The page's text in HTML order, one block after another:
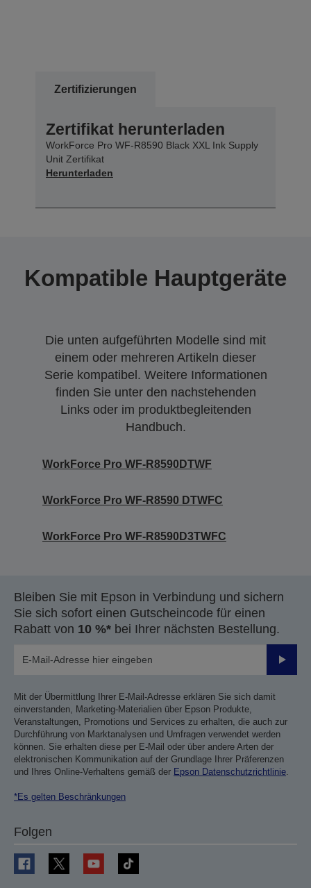
Zertifizierungen
Zertifikat herunterladen
WorkForce Pro WF-R8590 Black XXL Ink Supply
Unit Zertifikat
Herunterladen
Kompatible Hauptgeräte
Die unten aufgeführten Modelle sind mit
einem oder mehreren Artikeln dieser
Serie kompatibel. Weitere Informationen
finden Sie unter den nachstehenden
Links oder im produktbegleitenden
Handbuch.
WorkForce Pro WF-R8590DTWF
WorkForce Pro WF-R8590 DTWFC
WorkForce Pro WF-R8590D3TWFC
Bleiben Sie mit Epson in Verbindung und sichern
Sie sich sofort einen Gutscheincode für einen
Rabatt von 10 %* bei Ihrer nächsten Bestellung.
Mit der Übermittlung Ihrer E-Mail-Adresse erklären Sie sich damit
einverstanden, Marketing-Materialien über Epson Produkte,
Veranstaltungen, Promotions und Services zu erhalten, die auch zur
Durchführung von Marktanalysen und Umfragen verwendet werden
können. Sie erhalten diese per E-Mail oder über andere Arten der
elektronischen Kommunikation auf der Grundlage Ihrer Präferenzen
und Ihres Online-Verhaltens gemäß der Epson Datenschutzrichtlinie
*Es gelten Beschränkungen
Folgen